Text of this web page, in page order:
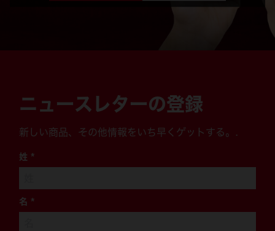
ニュースレターの登録
新しい商品、その他情報をいち早くゲットする。.
姓 *
名 *